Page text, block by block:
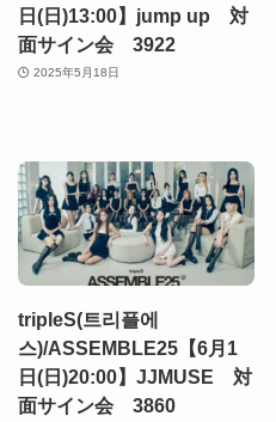
日(日)13:00】jump up 対
面サイン会 3922
2025年5月18日
tripleS(트리플에
스)/ASSEMBLE25【6月1
日(日)20:00】JJMUSE 対
面サイン会 3860